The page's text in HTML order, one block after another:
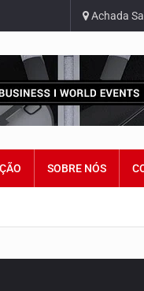
Achada
SOBRE NÓS